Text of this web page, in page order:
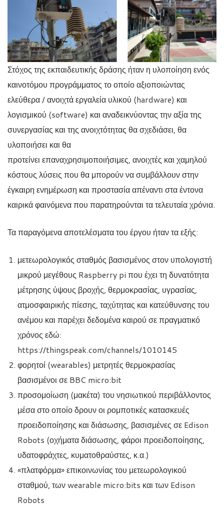
Στόχος της εκπαιδευτικής δράσης ήταν η υλοποίηση ενός
καινοτόμου προγράμματος το οποίο αξιοποιώντας
ελεύθερα / ανοιχτά εργαλεία υλικού (hardware) και
λογισμικού (software) και αναδεικνύοντας την αξία της
συνεργασίας και της ανοιχτότητας θα σχεδιάσει, θα
υλοποιήσει και θα
προτείνει επαναχρησιμοποιήσιμες, ανοιχτές και χαμηλού
κόστους λύσεις που θα μπορούν να συμβάλλουν στην
έγκαιρη ενημέρωση και προστασία απέναντι στα έντονα
καιρικά φαινόμενα που παρατηρούνται τα τελευταία χρόνια.
Τα παραγόμενα αποτελέσματα του έργου ήταν τα εξής:
μετεωρολογικός σταθμός βασισμένος στον υπολογιστή
μικρού μεγέθους Raspberry pi που έχει τη δυνατότητα
μέτρησης ύψους βροχής, θερμοκρασίας, υγρασίας,
ατμοσφαιρικής πίεσης, ταχύτητας και κατεύθυνσης του
ανέμου και παρέχει δεδομένα καιρού σε πραγματικό
χρόνος εδώ:
https://thingspeak.com/channels/1010145
φορητοί (wearables) μετρητές θερμοκρασίας
βασισμένοι σε BBC micro:bit
προσομοίωση (μακέτα) του νησιωτικού περιβάλλοντος
μέσα στο οποίο δρουν οι ρομποτικές κατασκευές
προειδοποίησης και διάσωσης, βασισμένες σε Edison
Robots (οχήματα διάσωσης, φάροι προειδοποίησης,
υδατοφράχτες, κυματοθραύστες, κ.α.)
«πλατφόρμα» επικοινωνίας του μετεωρολογικού
σταθμού, των wearable micro:bits και των Edison
Robots